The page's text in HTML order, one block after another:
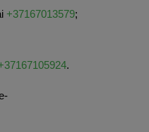
+37167013579;
.